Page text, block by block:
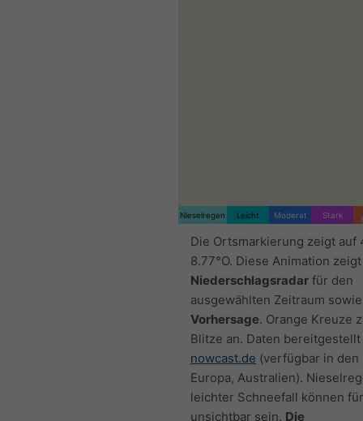
Nieselregen Leicht Moderat Stark
Die Ortsmarkierung zeigt auf
8.77°O. Diese Animation
Niederschlagsradar für den
ausgewählten Zeitraum
Vorhersage. Orange Kreuze
Blitze an. Daten
nowcast.de (verfügbar in den
Europa, Australien).
leichter Schneefall können
unsichtbar sein. Die